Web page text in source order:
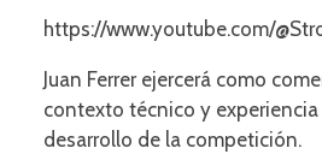
https://www.youtube.com/
Juan Ferrer ejercerá como
contexto técnico y
desarrollo de la competición.